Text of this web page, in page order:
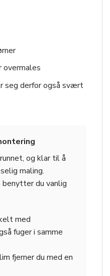
overmales
seg derfor også svært
og klar til å
maling.
du vanlig
med
fuger i samme
fjerner du med en